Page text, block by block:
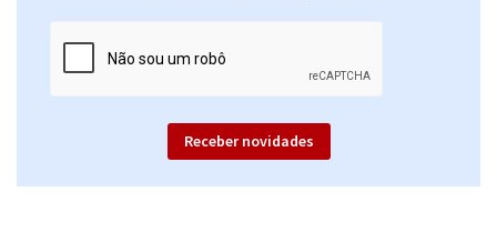
Receber novidades